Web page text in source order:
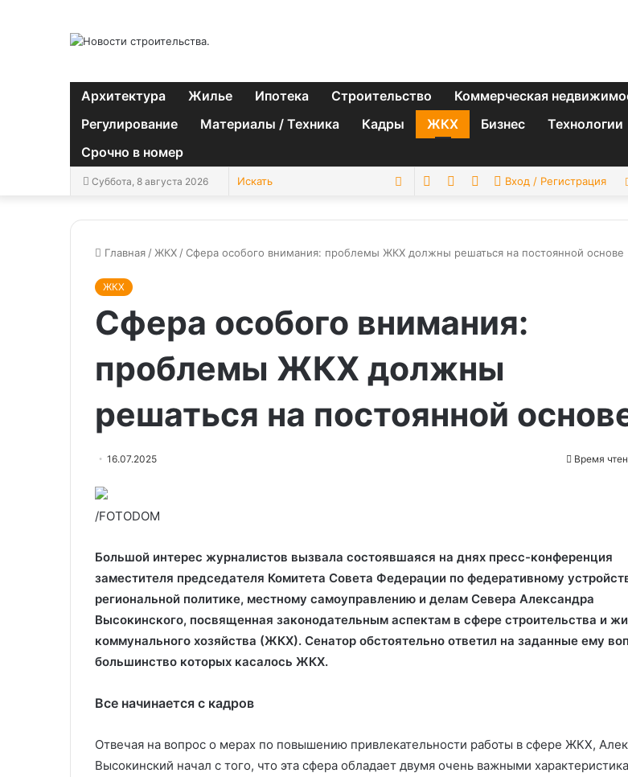
Архитектура Жилье Ипотека Строительство Коммерческая
Регулирование
Материалы / Техника Кадры ЖКХ Бизнес Технологии
Срочно в номер
Суббота, 8 августа 2026 Искать SwitchSidebarСлучайная
Вход / Регистрация
Главная / ЖКХ /Сфера особого внимания: проблемы ЖКХ должны решаться на постоянной основе
ЖКХ
Сфера особого внимания:
проблемы ЖКХ должны
решаться на постоянной
16.07.2025 Время
/FOTODOM
Большой интерес журналистов вызвала состоявшаяся на днях пресс-конференция
заместителя председателя Комитета Совета Федерации по федеративному
региональной политике, местному самоуправлению и делам Севера Александра
Высокинского, посвященная законодательным аспектам в сфере строительства и
коммунального хозяйства (ЖКХ). Сенатор обстоятельно ответил на заданные ему
большинство которых касалось ЖКХ.
Все начинается с кадров
Отвечая на вопрос о мерах по повышению привлекательности работы в сфере ЖКХ,
Высокинский начал с того, что эта сфера обладает двумя очень важными